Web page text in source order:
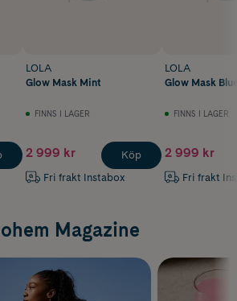
LOLA
Glow Mask Mint
FINNS I LAGER
2 999 kr
Fri frakt Instabox
Köp
LOLA
Glow Mask
FINNS I LAGER
2 999 kr
Fri frakt
Magazine